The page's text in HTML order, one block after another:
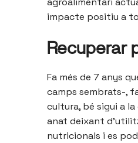
impacte positiu a
Recuperar
Fa més de 7 anys
camps sembrats-,
cultura, bé sigui a
anat deixant
nutricionals i es